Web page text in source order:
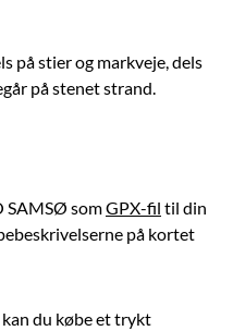
på stier og markveje, dels
på stenet strand.
SAMSØ somGPX-fil til din
på kortet
du købe et trykt